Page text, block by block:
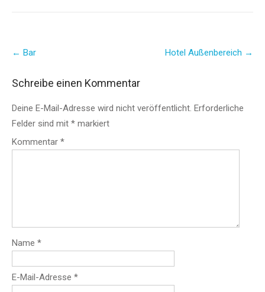
navigation
← Bar Hotel Außenbereich →
Schreibe einen Kommentar
Deine E-Mail-Adresse wird nicht veröffentlicht. Erforderliche
Felder sind mit * markiert
Kommentar *
Name *
E-Mail-Adresse *